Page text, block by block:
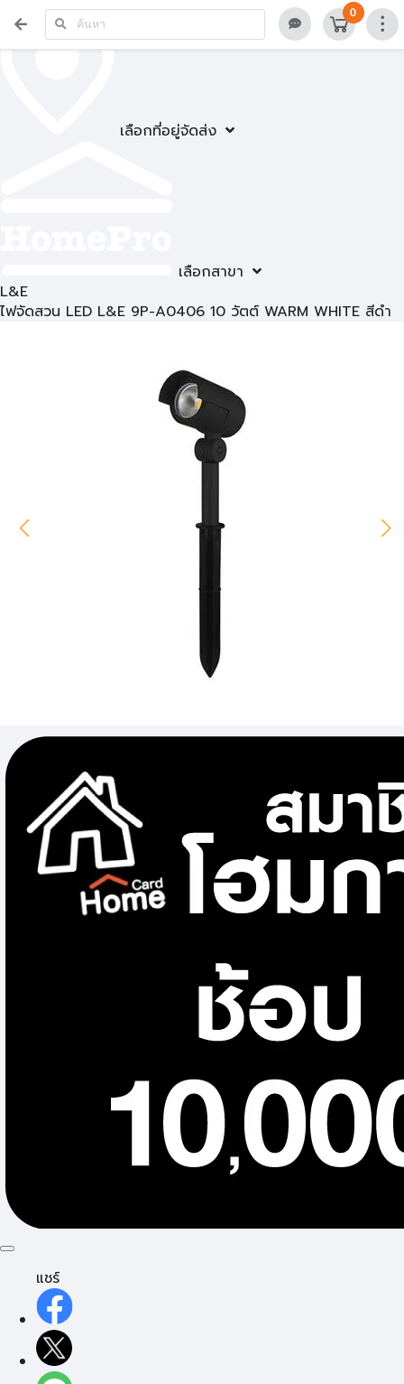
เลือกที่อยู่จัดส่ง
เลือกสาขา
0
L&E
ไฟจัดสวน LED L&E 9P-A0406 10 วัตต์ WARM WHITE สีดำ
แชร์